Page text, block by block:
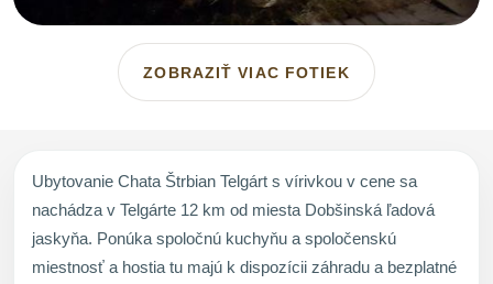
ZOBRAZIŤ VIAC FOTIEK
Ubytovanie Chata Štrbian Telgárt s vírivkou v cene sa
nachádza v Telgárte 12 km od miesta Dobšinská ľadová
jaskyňa. Ponúka spoločnú kuchyňu a spoločenskú
miestnosť a hostia tu majú k dispozícii záhradu a bezplatné